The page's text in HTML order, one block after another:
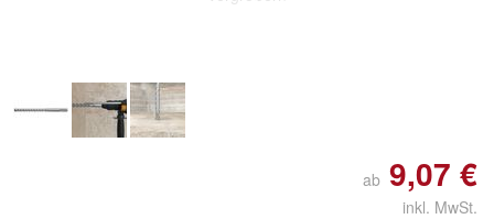
ab 9,07 €
inkl. MwSt.